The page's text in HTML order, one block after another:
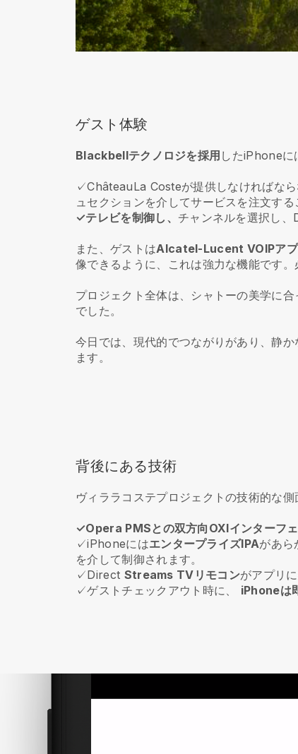
ゲスト体験
Blackbellテクノロジを採用 したiPhoneに
✓ChâteauLa Costeが提供しなければな
ュセクションを介してサービスを注文す
✓テレビを制御し、 チャンネルを選択し
また、ゲストはAlcatel-Lucent VOIPアプ
像できるように、これは強力な機能です
プロジェクト全体は、シャトーの美学に
でした。
今日では、現代的でつながりがあり、静
ます。
背後にある技術
ヴィララコステプロジェクトの技術的な側
✓Opera PMSとの双方向OXIインターフ
✓iPhoneにはエンタープライズIPAがあら
を介して制御されます。
✓Direct Streams TVリモコンがアプリ
✓ゲストチェックアウト時に、 iPhoneは